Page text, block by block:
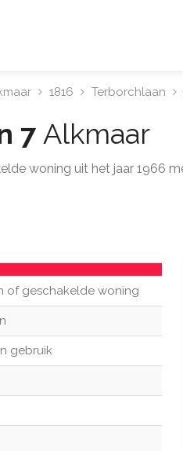
1816 Terborchlaan
7 Alkmaar
woning uit het jaar 1966
of geschakelde woning
gebruik